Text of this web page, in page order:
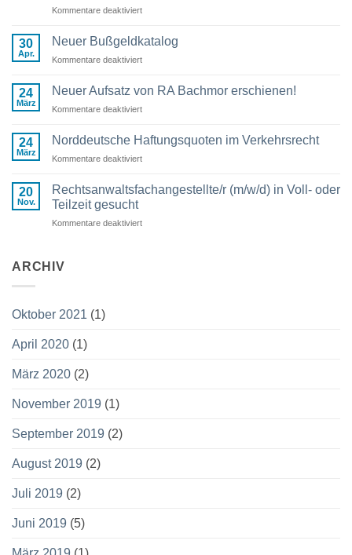
Kommentare deaktiviert
09.
November
die
Kraft
30
Apr.
Neuer Bußgeldkatalog
Kommentare deaktiviert
Bußgeldkatalog
24
März
Neuer Aufsatz von RA Bachmor erschienen!
Kommentare deaktiviert
Aufsatz
erschienen!
24
März
Norddeutsche Haftungsquoten im Verkehrsrecht
Kommentare deaktiviert
Haftungsquoten
20
Nov.
Rechtsanwaltsfachangestellte/r (m/w/d) in Voll- oder
Teilzeit gesucht
Kommentare deaktiviert
ARCHIV
Oktober 2021 (1)
April 2020 (1)
März 2020 (2)
November 2019 (1)
September 2019 (2)
August 2019 (2)
Juli 2019 (2)
Juni 2019 (5)